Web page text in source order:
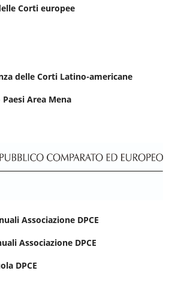
Corti europee
delle Corti Latino-americane
Area Mena
Associazione DPCE
Associazione DPCE
DPCE